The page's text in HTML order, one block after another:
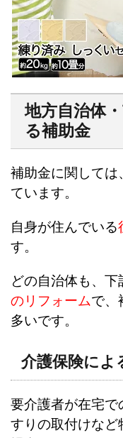
地方自治体
る補助金
補助金に関しては
ています。
自身が住んでいる
す。
どの自治体も、下
のリフォームで、
多いです。
介護保険によ
要介護者が在宅で
すりの取付けなど